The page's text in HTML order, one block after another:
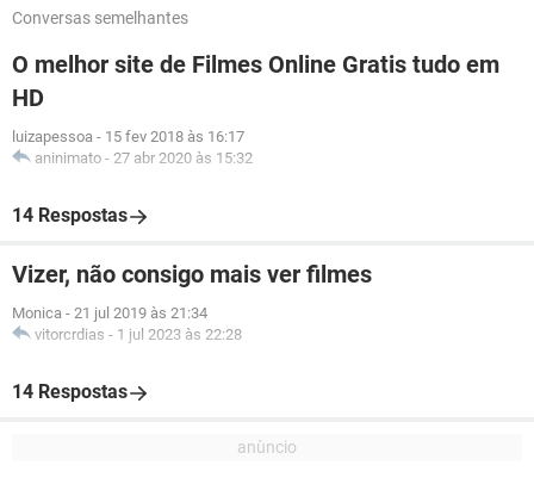
Conversas semelhantes
O melhor site de Filmes Online Gratis tudo em
HD
luizapessoa - 15 fev 2018 às 16:17
aninimato - 27 abr 2020 às 15:32
14 Respostas
Vizer, não consigo mais ver filmes
Monica - 21 jul 2019 às 21:34
vitorcrdias - 1 jul 2023 às 22:28
14 Respostas